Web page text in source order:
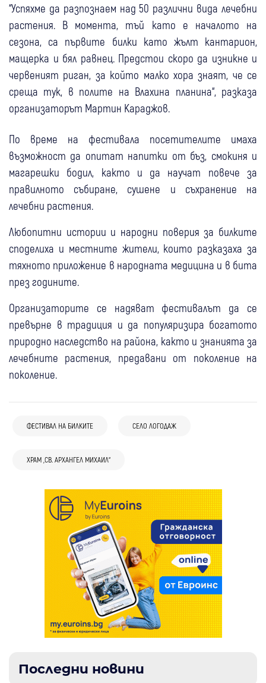
“Успяхме да разпознаем над 50 различни вида лечебни
растения. В момента, тъй като е началото на
сезона, са първите билки като жълт кантарион,
мащерка и бял равнец. Предстои скоро да изникне и
червеният риган, за който малко хора знаят, че се
среща тук, в полите на Влахина планина“, разказа
организаторът Мартин Караджов.
По време на фестивала посетителите имаха
възможност да опитат напитки от бъз, смокиня и
магарешки бодил, както и да научат повече за
правилното събиране, сушене и съхранение на
лечебни растения.
Любопитни истории и народни поверия за билките
споделиха и местните жители, които разказаха за
тяхното приложение в народната медицина и в бита
през годините.
Организаторите се надяват фестивалът да се
превърне в традиция и да популяризира богатото
природно наследство на района, както и знанията за
лечебните растения, предавани от поколение на
поколение.
ФЕСТИВАЛ НА БИЛКИТЕ СЕЛО ЛОГОДАЖ
ХРАМ „СВ. АРХАНГЕЛ МИХАИЛ“
Последни новини